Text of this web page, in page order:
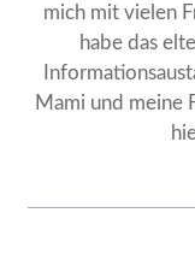
mich mit vielen
habe das
Mami und meine